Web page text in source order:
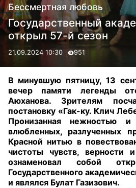
Бессмертная любовь
Государственный
открыл 57-й сезон
21.09.2024 10:30 951
В минувшую пятницу, 13
вечер памяти легенды
Аюханова. Зрителям
постановку «Гак-ку. Клич
Пронизанная нежностью
влюбленных, разлученных
Красной нитью в
чистоты чувств, верности
ознаменовал собой
Государственного
и являлся Булат Газизович.